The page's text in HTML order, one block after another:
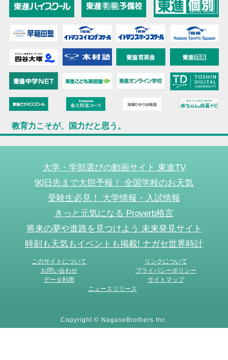
教育力こそが、国力だと思う。
大学・学部選びの動画サイト 東進TV
90日先まで大胆予報！ 全国学校のお天気
受験生必見！ 大学情報・入試情報
きっと元気になる Proverb格言
将来の夢や進路を見つけよう 未来発見サイト
時刻も天気もイベントも掲載! ナガセ世界時計
このサイトについて
リンクについて
お問い合わせ
プライバシーポリシー
データ利用
サイトマップ
ニュースリリース
Copyright © NagaseBrothers Inc.